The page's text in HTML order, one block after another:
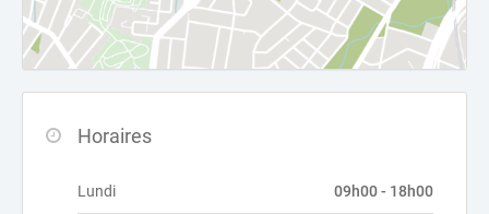
Horaires
Lundi 09h00 - 18h00